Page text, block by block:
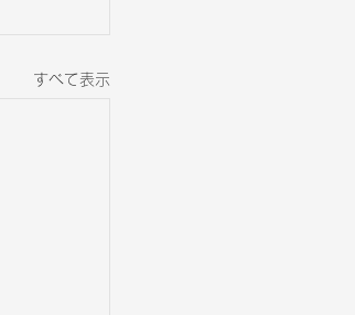
すべて表示